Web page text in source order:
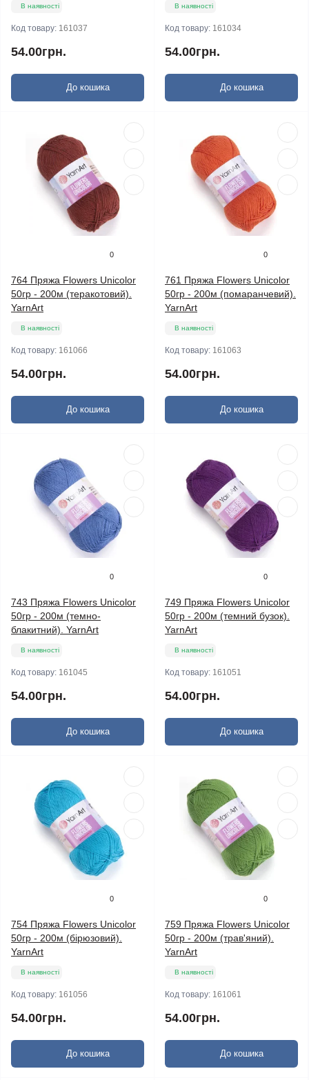
В наявності
Код товару: 161037
54.00грн.
До кошика
В наявності
Код товару: 161034
54.00грн.
До кошика
0
764 Пряжа Flowers Unicolor
50гр - 200м (теракотовий).
YarnArt
В наявності
Код товару: 161066
54.00грн.
До кошика
0
761 Пряжа Flowers Unicolor
50гр - 200м (помаранчевий).
YarnArt
В наявності
Код товару: 161063
54.00грн.
До кошика
0
743 Пряжа Flowers Unicolor
50гр - 200м (темно-
блакитний). YarnArt
В наявності
Код товару: 161045
54.00грн.
До кошика
0
749 Пряжа Flowers Unicolor
50гр - 200м (темний бузок).
YarnArt
В наявності
Код товару: 161051
54.00грн.
До кошика
0
754 Пряжа Flowers Unicolor
50гр - 200м (бірюзовий).
YarnArt
В наявності
Код товару: 161056
54.00грн.
До кошика
0
759 Пряжа Flowers Unicolor
50гр - 200м (трав'яний).
YarnArt
В наявності
Код товару: 161061
54.00грн.
До кошика